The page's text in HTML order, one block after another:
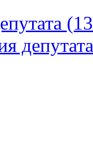
депутата